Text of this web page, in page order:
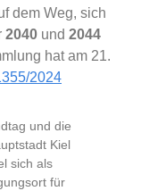
dem Weg, sich
2040 und 2044
hat am 21.
2024
und die
Kiel
sich als
für